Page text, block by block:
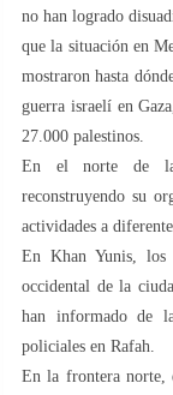
no han logrado
que la situación en
mostraron hasta
guerra israelí en
27.000 palestinos.
En el norte de la
reconstruyendo su
actividades a
En Khan Yunis, los
occidental de la
han informado de
policiales en Rafah.
En la frontera norte,